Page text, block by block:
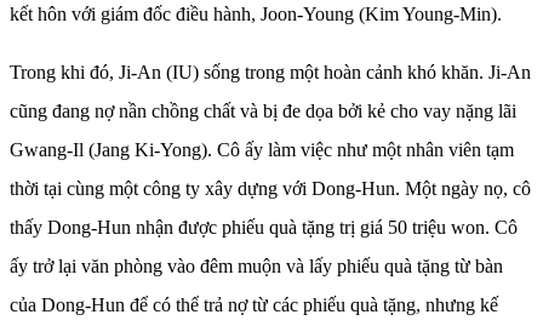
kết hôn với giám đốc điều hành, Joon-Young (Kim Young-Min).
Trong khi đó, Ji-An (IU) sống trong một hoàn cảnh khó khăn. Ji-An
cũng đang nợ nần chồng chất và bị đe dọa bởi kẻ cho vay nặng lãi
Gwang-Il (Jang Ki-Yong). Cô ấy làm việc như một nhân viên tạm
thời tại cùng một công ty xây dựng với Dong-Hun. Một ngày nọ, cô
thấy Dong-Hun nhận được phiếu quà tặng trị giá 50 triệu won. Cô
ấy trở lại văn phòng vào đêm muộn và lấy phiếu quà tặng từ bàn
của Dong-Hun để có thể trả nợ từ các phiếu quà tặng, nhưng kế